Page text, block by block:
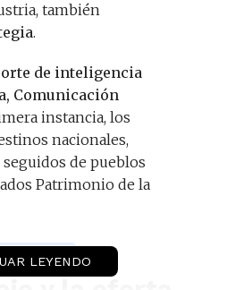
también
.
de inteligencia
Comunicación
instancia, los
nacionales,
de pueblos
Patrimonio de la
LEYENDO